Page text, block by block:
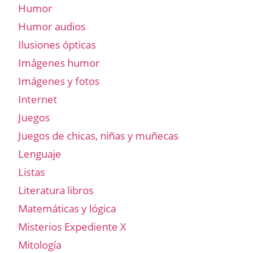
Humor
Humor audios
Ilusiones ópticas
Imágenes humor
Imágenes y fotos
Internet
Juegos
Juegos de chicas, niñas y muñecas
Lenguaje
Listas
Literatura libros
Matemáticas y lógica
Misterios Expediente X
Mitología